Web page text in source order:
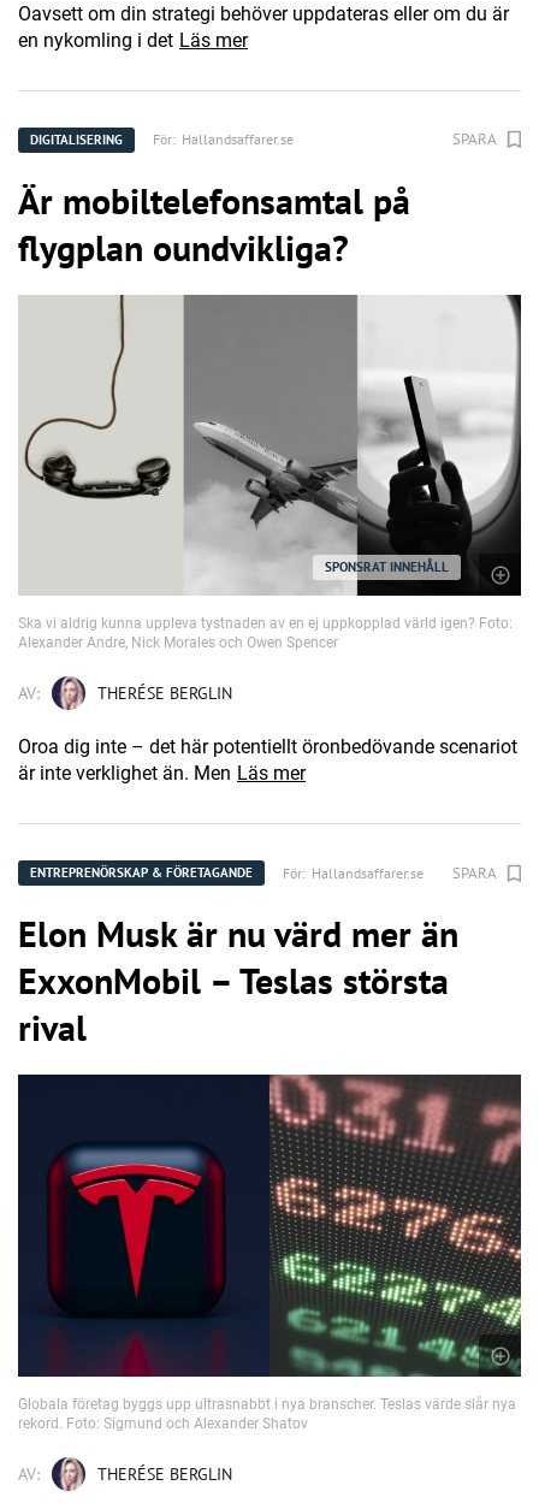
Oavsett om din strategi behöver uppdateras eller om du är
en nykomling i det Läs mer
DIGITALISERING För: Hallandsaffarer.se SPARA
Är mobiltelefonsamtal på
flygplan oundvikliga?
SPONSRAT INNEHÅLL
Ska vi aldrig kunna uppleva tystnaden av en ej uppkopplad värld igen? Foto:
Alexander Andre, Nick Morales och Owen Spencer
AV: THERÉSE BERGLIN
Oroa dig inte – det här potentiellt öronbedövande scenariot
är inte verklighet än. Men Läs mer
ENTREPRENÖRSKAP & FÖRETAGANDE För: Hallandsaffarer.se SPARA
Elon Musk är nu värd mer än
ExxonMobil – Teslas största
rival
Globala företag byggs upp ultrasnabbt i nya branscher. Teslas värde slår nya
rekord. Foto: Sigmund och Alexander Shatov
AV: THERÉSE BERGLIN